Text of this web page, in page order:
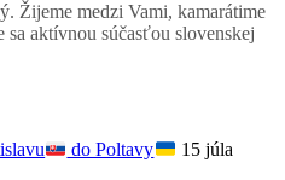
Žijeme medzi Vami, kamarátime
sa aktívnou súčasťou slovenskej
do Poltavy
15 júla